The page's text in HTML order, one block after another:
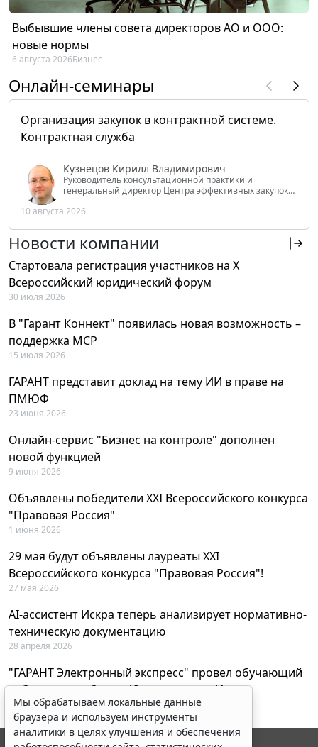
Выбывшие члены совета директоров АО и ООО:
новые нормы
6 августа 2026Бизнес
Онлайн-семинары
Организация закупок в контрактной системе.
Контрактная служба
Кузнецов Кирилл Владимирович
Руководитель консультационной практики и
генеральный директор Центра эффективных закупок
РФ
10 августа 2026
Новости компании
Стартовала регистрация участников на X
Всероссийский юридический форум
30 июля 2026
В "Гарант Коннект" появилась новая возможность –
поддержка MCP
15 июля 2026
ГАРАНТ представит доклад на тему ИИ в праве на
ПМЮФ
23 июня 2026
Онлайн-сервис "Бизнес на контроле" дополнен
новой функцией
9 июня 2026
Объявлены победители XXI Всероссийского конкурса
"Правовая Россия"
1 июня 2026
29 мая будут объявлены лауреаты XXI
Всероссийского конкурса "Правовая Россия"!
27 мая 2026
AI-ассистент Искра теперь анализирует нормативно-
техническую документацию
28 апреля 2026
"ГАРАНТ Электронный экспресс" провел обучающий
вебинар по работе с AI-ассистентом Искра
23 апреля 2026
Мы обрабатываем локальные данные
браузера и используем инструменты
аналитики в целях улучшения и обеспечения